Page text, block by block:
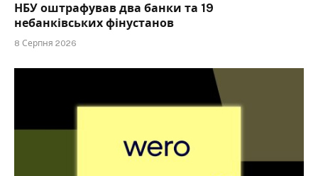
НБУ оштрафував два банки та 19
небанківських фінустанов
8 Серпня 2026